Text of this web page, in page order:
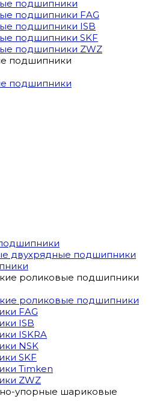
подшипники
подшипники FAG
подшипники ISB
подшипники SKF
подшипники ZWZ
подшипники
подшипники
двухрядные подшипники
роликовые подшипники
роликовые подшипники
FAG
ISB
ISKRA
NSK
SKF
Timken
ZWZ
упорные шариковые